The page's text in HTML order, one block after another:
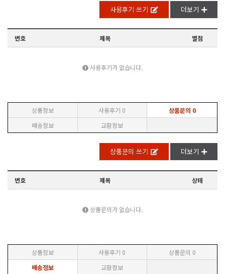
사용후기 쓰기 더보기
번호 제목 별점
사용후기가 없습니다.
상품정보 사용후기 0 상품문의 0
배송정보
교환정보
상품문의 쓰기 더보기
번호 제목 상테
상품문의가 없습니다.
상품정보 사용후기 0 상품문의 0
배송정보
교환정보